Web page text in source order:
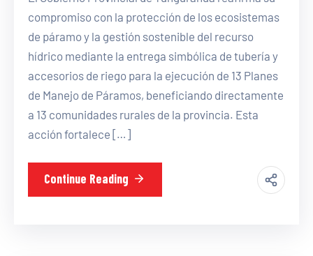
compromiso con la protección de los ecosistemas
de páramo y la gestión sostenible del recurso
hídrico mediante la entrega simbólica de tubería y
accesorios de riego para la ejecución de 13 Planes
de Manejo de Páramos, beneficiando directamente
a 13 comunidades rurales de la provincia. Esta
acción fortalece […]
Continue Reading